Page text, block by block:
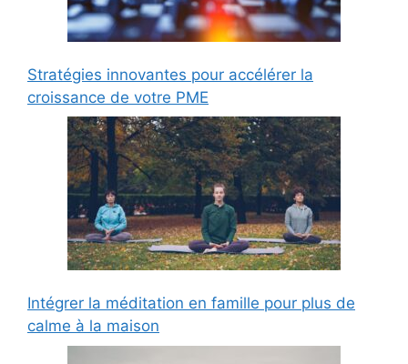
Stratégies innovantes pour accélérer la
croissance de votre PME
Intégrer la méditation en famille pour plus de
calme à la maison